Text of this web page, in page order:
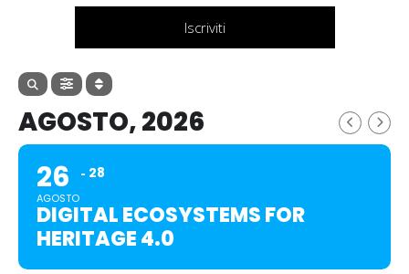
Iscriviti
AGOSTO, 2026
26
AGOSTO
28
DIGITAL ECOSYSTEMS FOR
HERITAGE 4.0